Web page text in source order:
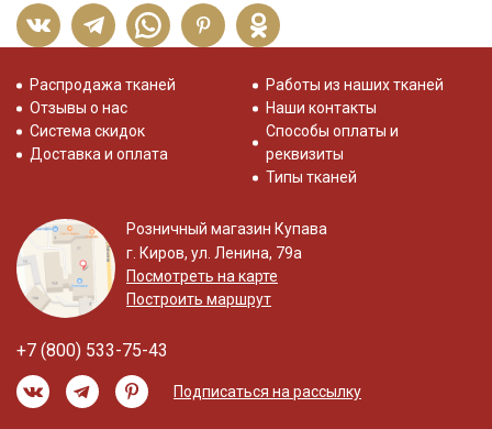
Распродажа тканей
Отзывы о нас
Система скидок
Доставка и оплата
Работы из наших тканей
Наши контакты
Способы оплаты и
реквизиты
Типы тканей
Розничный магазин Купава
г. Киров, ул. Ленина, 79а
Посмотреть на карте
Построить маршрут
+7 (800) 533-75-43
Подписаться на рассылку